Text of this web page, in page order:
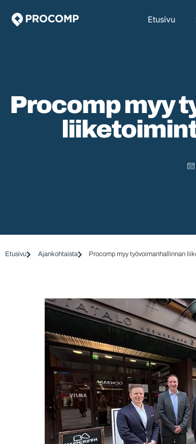
Etusivu
Procomp myy
Etusivu Ajankohtaista Procomp myy työvoimanhallinnan